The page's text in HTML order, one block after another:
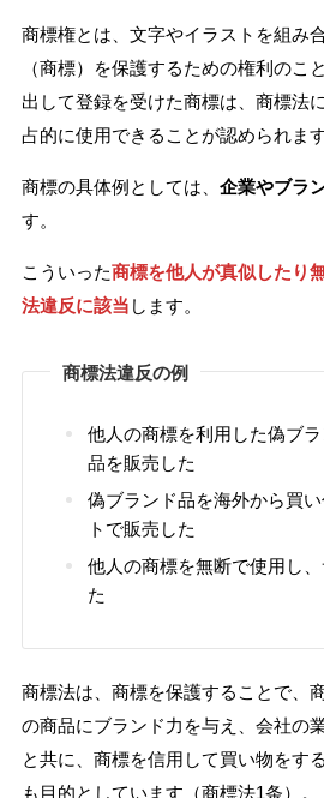
商標権とは、文字やイラストを組み
（商標）を保護するための権利のこ
出して登録を受けた商標は、商標法
占的に使用できることが認められます
商標の具体例としては、 企業やブラ
す。
こういった商標を他人が真似したり
法違反に該当 します。
商標法違反の例
他人の商標を利用した偽ブ
品を販売した
偽ブランド品を海外から買
トで販売した
他人の商標を無断で使用し
た
商標法は、商標を保護することで、
の商品にブランド力を与え、会社の
と共に、商標を信用して買い物をす
も目的としています（商標法1条）。